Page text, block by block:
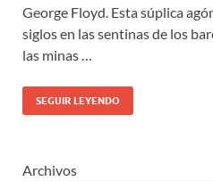
George Floyd. Esta súplica
siglos en las sentinas de los
las minas …
SEGUIR LEYENDO
Archivos